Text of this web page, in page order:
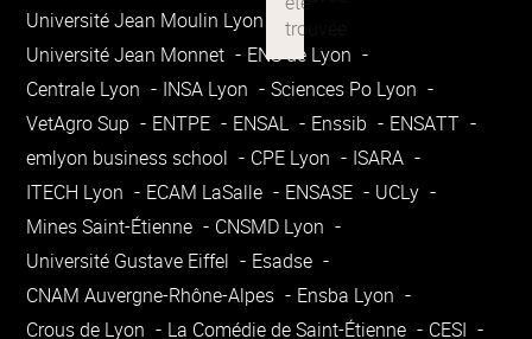
Université Jean Moulin Lyon 3
Université Jean Monnet
ENS de Lyon
Centrale Lyon
INSA Lyon
Sciences Po Lyon
VetAgro Sup
ENTPE ENSAL Enssib
ENSATT
emlyon business school
CPE Lyon
ISARA
ITECH Lyon
ECAM LaSalle ENSASE
UCLy
Mines Saint-Étienne
CNSMD Lyon
Université Gustave Eiffel
Esadse
CNAM Auvergne-Rhône-Alpes
Ensba Lyon
Crous de Lyon
La Comédie de Saint-Étienne
CESI